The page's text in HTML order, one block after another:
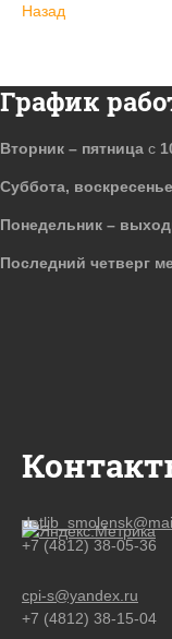
Назад
+7 (4812) 38-05-36
cpi-s@yandex.ru
+7 (4812) 38-15-04
График
Вторник – пятница с
Суббота, воскресенье
Понедельник –
Последний четверг